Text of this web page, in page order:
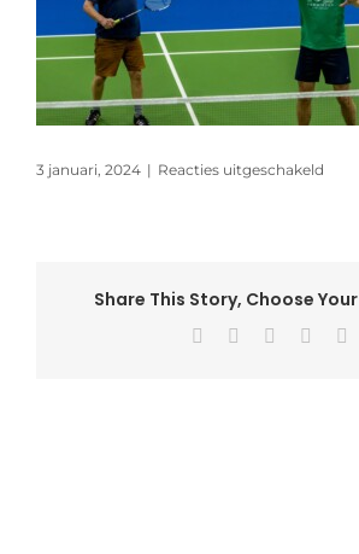
3 januari, 2024 | Reacties uitgeschakeld
Share This Story, Choose
Facebook Pinterest